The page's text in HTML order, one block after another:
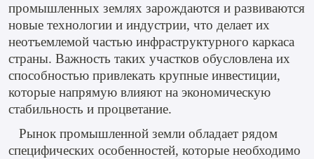
промышленных землях зарождаются и развиваются
новые технологии и индустрии, что делает их
неотъемлемой частью инфраструктурного каркаса
страны. Важность таких участков обусловлена их
способностью привлекать крупные инвестиции,
которые напрямую влияют на экономическую
стабильность и процветание.
Рынок промышленной земли обладает рядом
специфических особенностей, которые необходимо